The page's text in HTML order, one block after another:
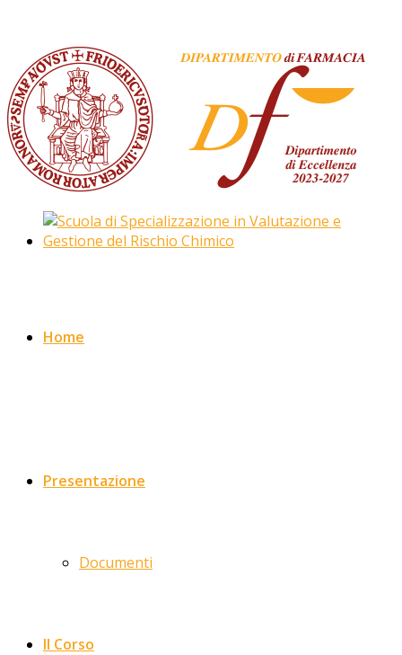
Home
Presentazione
Documenti
Il Corso